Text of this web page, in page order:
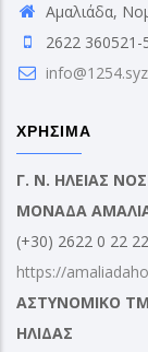
Αμαλιάδα,
2622 360521-
ΧΡΗΣΙΜΑ
Γ. Ν. ΗΛΕΙΑΣ
ΜΟΝΑΔΑ
(+30) 2622 0 22
https://
ΑΣΤΥΝΟΜΙΚΟ
ΗΛΙΔΑΣ